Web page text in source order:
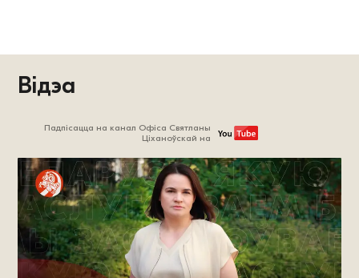
Відэа
Падпісацца на канал Офіса Святланы
Ціханоўскай на